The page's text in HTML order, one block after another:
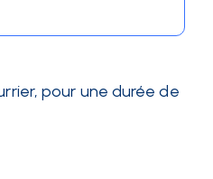
pour une durée de